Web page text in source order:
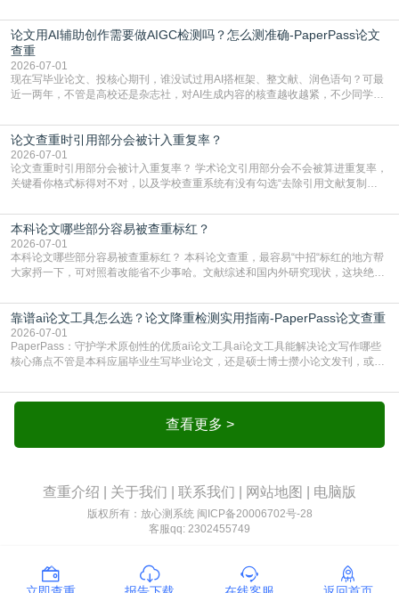
查数值误导。知网（CNKI）是学校定稿检测的绝对主流。本科用PMLC，含大学
生联合比对库，能比历届学长论文，硕博用VIP/TMLC，含学术论文联合比对
库，期刊投稿用AMLMC/SML
论文用AI辅助创作需要做AIGC检测吗？怎么测准确-PaperPass论文
查重
2026-07-01
现在写毕业论文、投核心期刊，谁没试过用AI搭框架、整文献、润色语句？可最
近一两年，不管是高校还是杂志社，对AI生成内容的核查越收越紧，不少同学投
真的太亏。提前做AIGC检测，已经成了很多过来人交稿前必做的一步。为什么
AIGC检测成了论文答辩投稿前的必备项？可能还有不少人觉得，我就用AI搭了个
框架，内容都是自己写的，至于做AIG
论文查重时引用部分会被计入重复率？
2026-07-01
论文查重时引用部分会被计入重复率？ 学术论文引用部分会不会被算进重复率，
关键看你格式标得对不对，以及学校查重系统有没有勾选“去除引用文献复制
独占一行，每条文献用[1][2]方括号编号、与正文一一对应，著录项符合GB/T
7714（作者、题名、刊名、年、卷期、页码齐全，标点用半角）；查重系统识别
成功后通常把这段标为引用，
本科论文哪些部分容易被查重标红？
2026-07-01
本科论文哪些部分容易被查重标红？ 本科论文查重，最容易“中招“标红的地方帮
大家捋一下，可对照着改能省不少事哈。文献综述和国内外研究现状，这块绝对
乎一模一样的话，你要是直接复制百度百科、教材或别人写好的综述段落，系统
一抓一个准，整段飘红。研究背景、意义和方法描述也是不可避免，比如“本文采
用问卷调查法““运用SPSS软件进行数据分
靠谱ai论文工具怎么选？论文降重检测实用指南-PaperPass论文查重
2026-07-01
PaperPass：守护学术原创性的优质ai论文工具ai论文工具能解决论文写作哪些
核心痛点不管是本科应届毕业生写毕业论文，还是硕士博士攒小论文发刊，或是
自己逐句读逐句改，熬好几个大夜不说，还经常改不到点上，交上去才发现重复
率超标，再返工太折腾。现在有了成熟的ai论文工具，这些痛点基本都能高效解
决。靠谱的ai论文工具，不止能帮你梳查看更多 >
查重介绍 关于我们 联系我们 网站地图 电脑版
版权所有：放心测系统 闽ICP备20006702号-28
客服qq: 2302455749